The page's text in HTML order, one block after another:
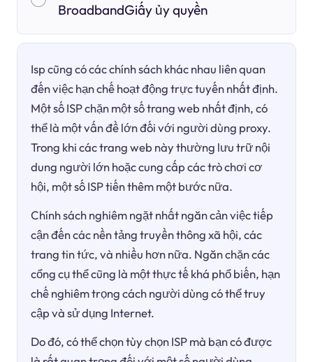
BroadbandGiấy ủy quyền
Isp cũng có các chính sách khác nhau liên quan
đến việc hạn chế hoạt động trực tuyến nhất định.
Một số ISP chặn một số trang web nhất định, có
thể là một vấn đề lớn đối với người dùng proxy.
Trong khi các trang web này thường lưu trữ nội
dung người lớn hoặc cung cấp các trò chơi cơ
hội, một số ISP tiến thêm một bước nữa.
Chính sách nghiêm ngặt nhất ngăn cản việc tiếp
cận đến các nền tảng truyền thông xã hội, các
trang tin tức, và nhiều hơn nữa. Ngăn chặn các
cổng cụ thể cũng là một thực tế khá phổ biến, hạn
chế nghiêm trọng cách người dùng có thể truy
cập và sử dụng Internet.
Do đó, có thể chọn tùy chọn ISP mà bạn có được